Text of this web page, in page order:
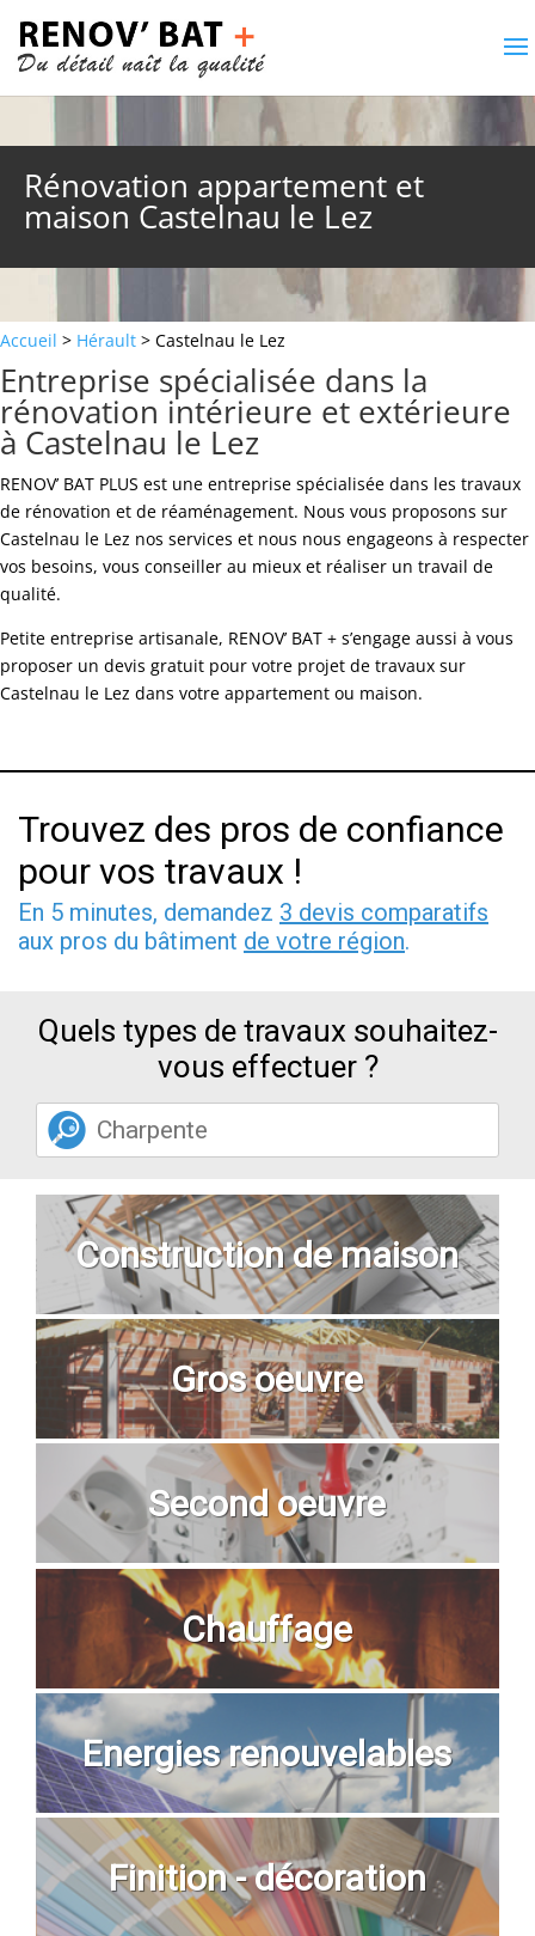
Rénovation appartement et
maison Castelnau le Lez
Accueil > Hérault > Castelnau le Lez
Entreprise spécialisée dans la
rénovation intérieure et extérieure
à Castelnau le Lez
RENOV’ BAT PLUS est une entreprise spécialisée dans les travaux
de rénovation et de réaménagement. Nous vous proposons sur
Castelnau le Lez nos services et nous nous engageons à respecter
vos besoins, vous conseiller au mieux et réaliser un travail de
qualité.
Petite entreprise artisanale, RENOV’ BAT + s’engage aussi à vous
proposer un devis gratuit pour votre projet de travaux sur
Castelnau le Lez dans votre appartement ou maison.
Trouvez des pros de confiance
pour vos travaux !
En 5 minutes, demandez 3 devis comparatifs
aux pros du bâtiment de votre région.
Quels types de travaux souhaitez-
vous effectuer ?
Construction de maison
Gros oeuvre
Second oeuvre
Chauffage
Energies renouvelables
Finition - décoration